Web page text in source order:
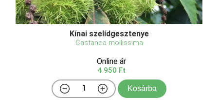
Kínai szelídgesztenye
Castanea mollissima
Online ár
4 950 Ft
Kosárba